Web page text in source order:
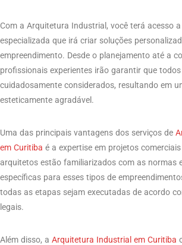
Com a Arquitetura Industrial, você terá acesso
especializada que irá criar soluções
empreendimento. Desde o planejamento até a
profissionais experientes irão garantir que
cuidadosamente considerados, resultando em
esteticamente agradável.
Uma das principais vantagens dos serviços de
em Curitiba é a expertise em projetos
arquitetos estão familiarizados com as normas
específicas para esses tipos de
todas as etapas sejam executadas de acordo
legais.
Além disso, a Arquitetura Industrial em Curitiba